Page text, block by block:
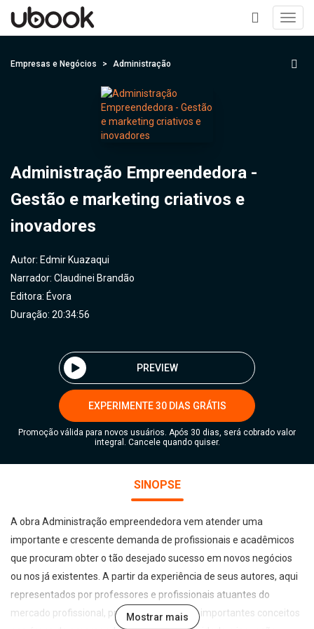
+
Empresas e Negócios Administração
Administração Empreendedora -
Gestão e marketing criativos e
inovadores
Autor: Edmir Kuazaqui
Narrador: Claudinei Brandão
Editora: Évora
Duração: 20:34:56
PREVIEW
EXPERIMENTE 30 DIAS GRÁTIS
Promoção válida para novos usuários. Após 30 dias, será cobrado valor
integral. Cancele quando quiser.
SINOPSE
A obra Administração empreendedora vem atender uma
importante e crescente demanda de profissionais e acadêmicos
que procuram obter o tão desejado sucesso em novos negócios
ou nos já existentes. A partir da experiência de seus autores, aqui
representados por professores e profissionais atuantes do
mercado profissional, procura desenvolver importantes conceitos
Mostrar mais